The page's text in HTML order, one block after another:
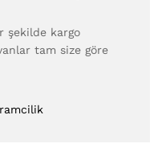
şekilde kargo
tam size göre